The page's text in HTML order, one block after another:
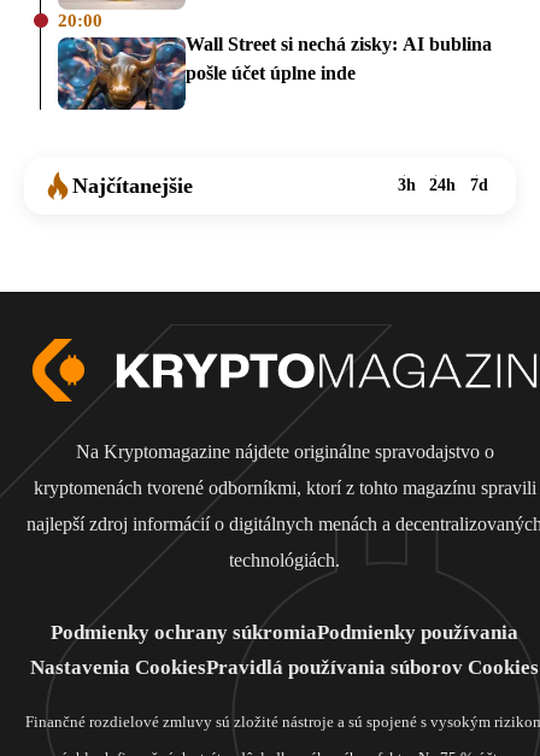
20:00
Wall Street si nechá zisky: AI bublina
pošle účet úplne inde
Najčítanejšie 3h 24h 7d
Na Kryptomagazine nájdete originálne spravodajstvo o
kryptomenách tvorené odborníkmi, ktorí z tohto magazínu spravili
najlepší zdroj informácií o digitálnych menách a
technológiách.
Podmienky ochrany súkromiaPodmienky používania
Nastavenia CookiesPravidlá používania súborov Cookies
Finančné rozdielové zmluvy sú zložité nástroje a sú spojené s vysokým